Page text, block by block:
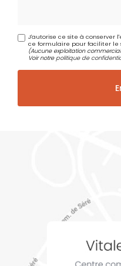
J'autorise ce site à conserver
ce formulaire pour faciliter
(Aucune exploitation
Voir notrepolitique de